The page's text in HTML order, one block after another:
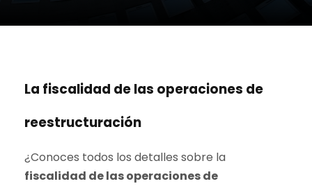
La fiscalidad de las operaciones de
reestructuración
¿Conoces todos los detalles sobre la
fiscalidad de las operaciones de